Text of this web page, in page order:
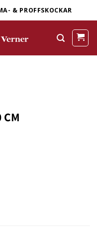
& PROFFSKOCKAR
CM